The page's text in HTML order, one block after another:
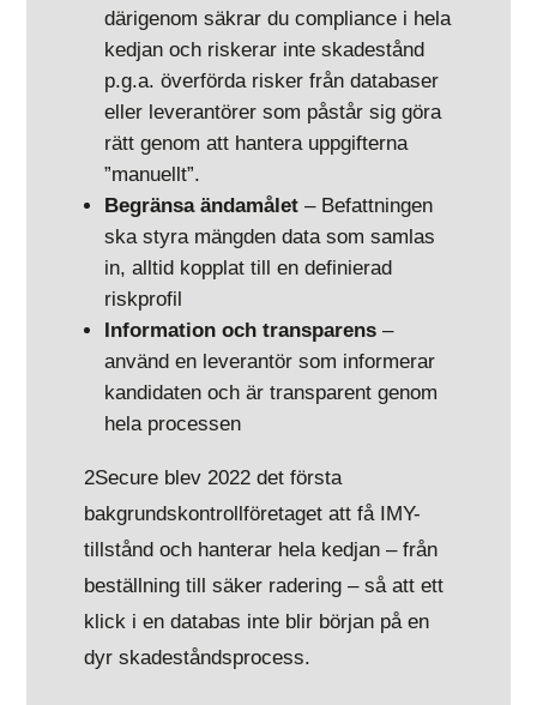
därigenom säkrar du compliance i hela
kedjan och riskerar inte skadestånd
p.g.a. överförda risker från databaser
eller leverantörer som påstår sig göra
rätt genom att hantera uppgifterna
”manuellt”.
Begränsa ändamålet– Befattningen
ska styra mängden data som samlas
in, alltid kopplat till en definierad
riskprofil
Information och transparens–
använd en leverantör som informerar
kandidaten och är transparent genom
hela processen
2Secure blev 2022 det första
bakgrundskontrollföretaget att få IMY-
tillstånd och hanterar hela kedjan – från
beställning till säker radering – så att ett
klick i en databas inte blir början på en
dyr skadeståndsprocess.